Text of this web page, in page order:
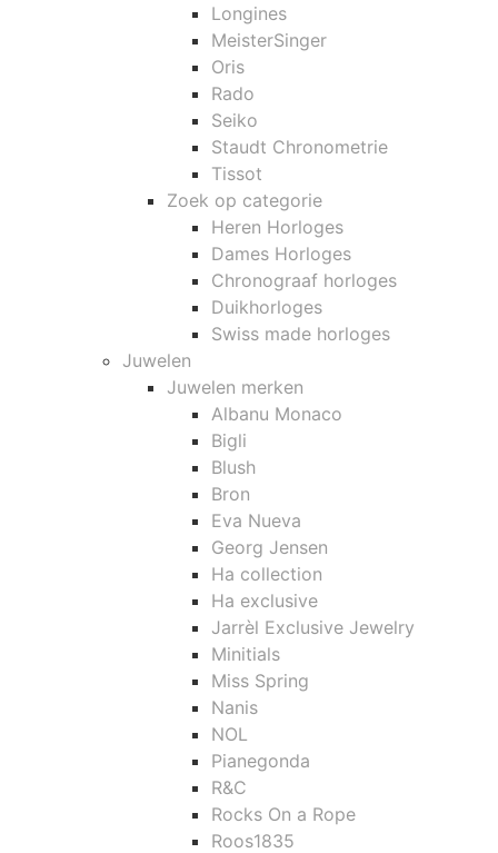
Longines
MeisterSinger
Oris
Rado
Seiko
Staudt Chronometrie
Tissot
Zoek op categorie
Heren Horloges
Dames Horloges
Chronograaf horloges
Duikhorloges
Swiss made horloges
Juwelen
Juwelen merken
Albanu Monaco
Bigli
Blush
Bron
Eva Nueva
Georg Jensen
Ha collection
Ha exclusive
Jarrèl Exclusive Jewelry
Minitials
Miss Spring
Nanis
NOL
Pianegonda
R&C
Rocks On a Rope
Roos1835